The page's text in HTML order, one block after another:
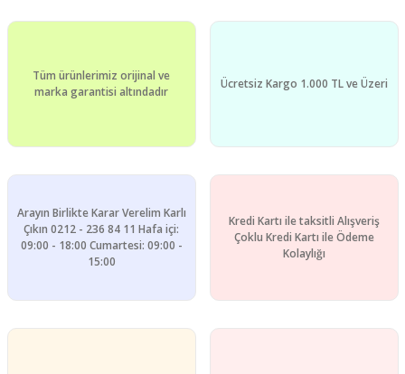
Ürün resmi kalitesiz, bozuk veya görüntülenemiyor.
Ürün bilgilerinde hatalar bulunuyor.
Tüm ürünlerimiz orijinal ve
marka garantisi altındadır
Ücretsiz Kargo 1.000 TL ve Üzeri
Arayın Birlikte Karar Verelim Karlı
Çıkın 0212 - 236 84 11 Hafa içi:
09:00 - 18:00 Cumartesi: 09:00 -
15:00
Kredi Kartı ile taksitli Alışveriş
Çoklu Kredi Kartı ile Ödeme
Kolaylığı